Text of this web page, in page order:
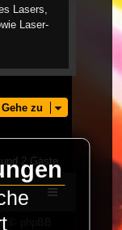
Lasers,
Laser-
Gehe zu
2 Gäste
© phpBB